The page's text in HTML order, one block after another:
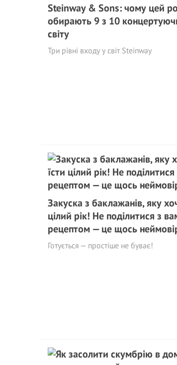
Steinway & Sons: чому цей
обирають 9 з 10
світу
Три рівні входу у світ Steinway
Закуска з баклажанів, яку
цілий рік! Не поділитися з
рецептом — це щось
Готується — простіше не буває!